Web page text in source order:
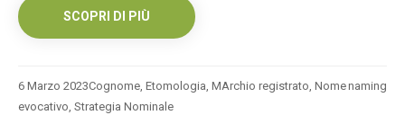
SCOPRI DI PIÙ
6 Marzo 2023 naming
Cognome Etomologia MArchio registrato Nome
evocativo Strategia Nominale